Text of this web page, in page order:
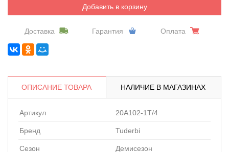
Добавить в корзину
Доставка Гарантия Оплата
ОПИСАНИЕ ТОВАРА НАЛИЧИЕ В МАГАЗИНАХ
Артикул 20A102-1T/4
Бренд Tuderbi
Сезон Демисезон